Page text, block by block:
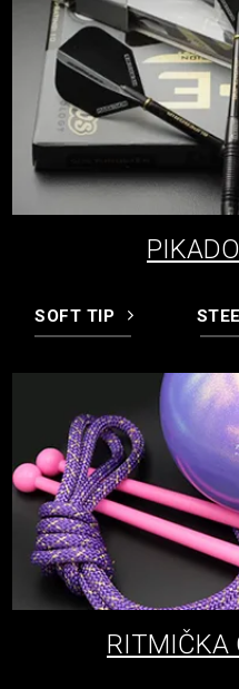
SOFT TIP
RITMIČKA